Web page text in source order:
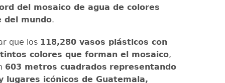
del mosaico de agua de colores
del mundo.
que los 118,280 vasos plásticos con
colores que forman el mosaico,
603 metros cuadrados representando
lugares icónicos de Guatemala,